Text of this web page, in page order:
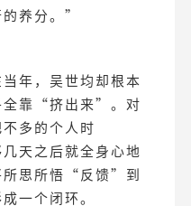
的养分。”
年，吴世均却根本
全靠“挤出来”。对
多的个人时
天之后就全身心地
所思所悟“反馈”到
一个闭环。